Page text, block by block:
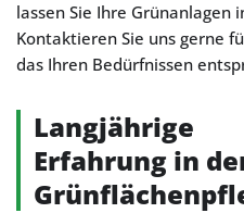
lassen Sie Ihre Grünanlagen
Kontaktieren Sie uns gerne
das Ihren Bedürfnissen
Langjährige
Erfahrung in